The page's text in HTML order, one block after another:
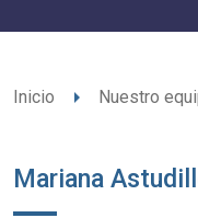
Inicio arrow_right Nuestro
Mariana